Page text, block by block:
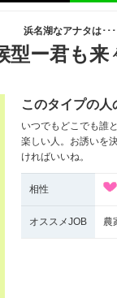
浜名湖なアナタは･･･
型ー君も来
このタイプの人
いつでもどこでも誰
楽しい人。お誘いを
ければいいね。
相性
オススメJOB 農